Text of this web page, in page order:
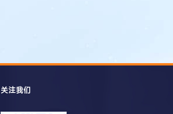
关注我们